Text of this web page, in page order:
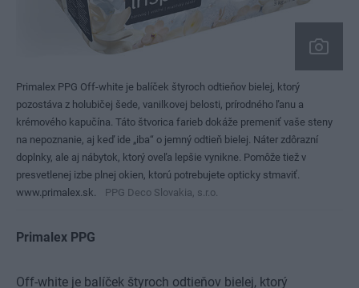
Primalex PPG Off-white je balíček štyroch odtieňov bielej, ktorý
pozostáva z holubičej šede, vanilkovej belosti, prírodného ľanu a
krémového kapučína. Táto štvorica farieb dokáže premeniť vaše steny
na nepoznanie, aj keď ide „iba“ o jemný odtieň bielej. Náter zdôrazní
doplnky, ale aj nábytok, ktorý oveľa lepšie vynikne. Pomôže tiež v
presvetlenej izbe plnej okien, ktorú potrebujete opticky stmaviť.
www.primalex.sk.
PPG Deco Slovakia, s.r.o.
Primalex PPG
Off-white je balíček štyroch odtieňov bielej, ktorý